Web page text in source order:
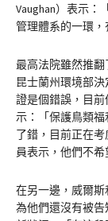
Vaughan）表示：
管理體系的一環，
最高法院雖然推
昆士蘭州環境部
證是個錯誤，目
示：「保護鳥類
了錯，目前正在
員表示，他們不
在另一邊，威爾
為他們還沒有被